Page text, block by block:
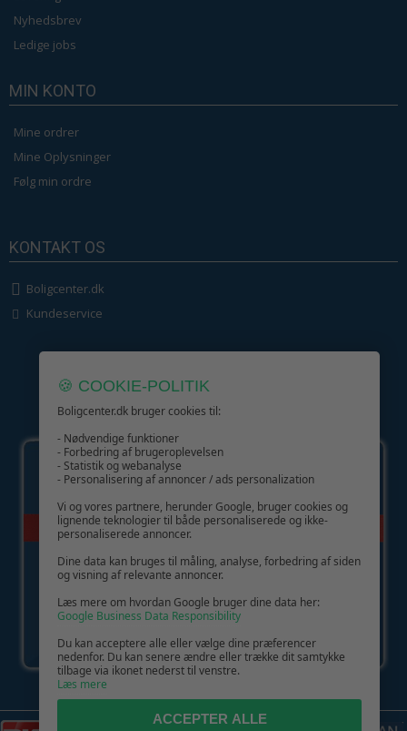
Nyhedsbrev
Ledige jobs
MIN KONTO
Mine ordrer
Mine Oplysninger
Følg min ordre
KONTAKT OS
Boligcenter.dk
Kundeservice
GIV GLÆDE MED ET GAVEKORT!
🍪 COOKIE-POLITIK
Boligcenter.dk bruger cookies til:
- Nødvendige funktioner
- Forbedring af brugeroplevelsen
- Statistik og webanalyse
- Personalisering af annoncer / ads personalization
Vi og vores partnere, herunder Google, bruger cookies og
lignende teknologier til både personaliserede og ikke-
personaliserede annoncer.
Dine data kan bruges til måling, analyse, forbedring af siden
og visning af relevante annoncer.
Læs mere om hvordan Google bruger dine data her:
Google Business Data Responsibility
Du kan acceptere alle eller vælge dine præferencer
nedenfor. Du kan senere ændre eller trække dit samtykke
tilbage via ikonet nederst til venstre.
Læs mere
ACCEPTER ALLE